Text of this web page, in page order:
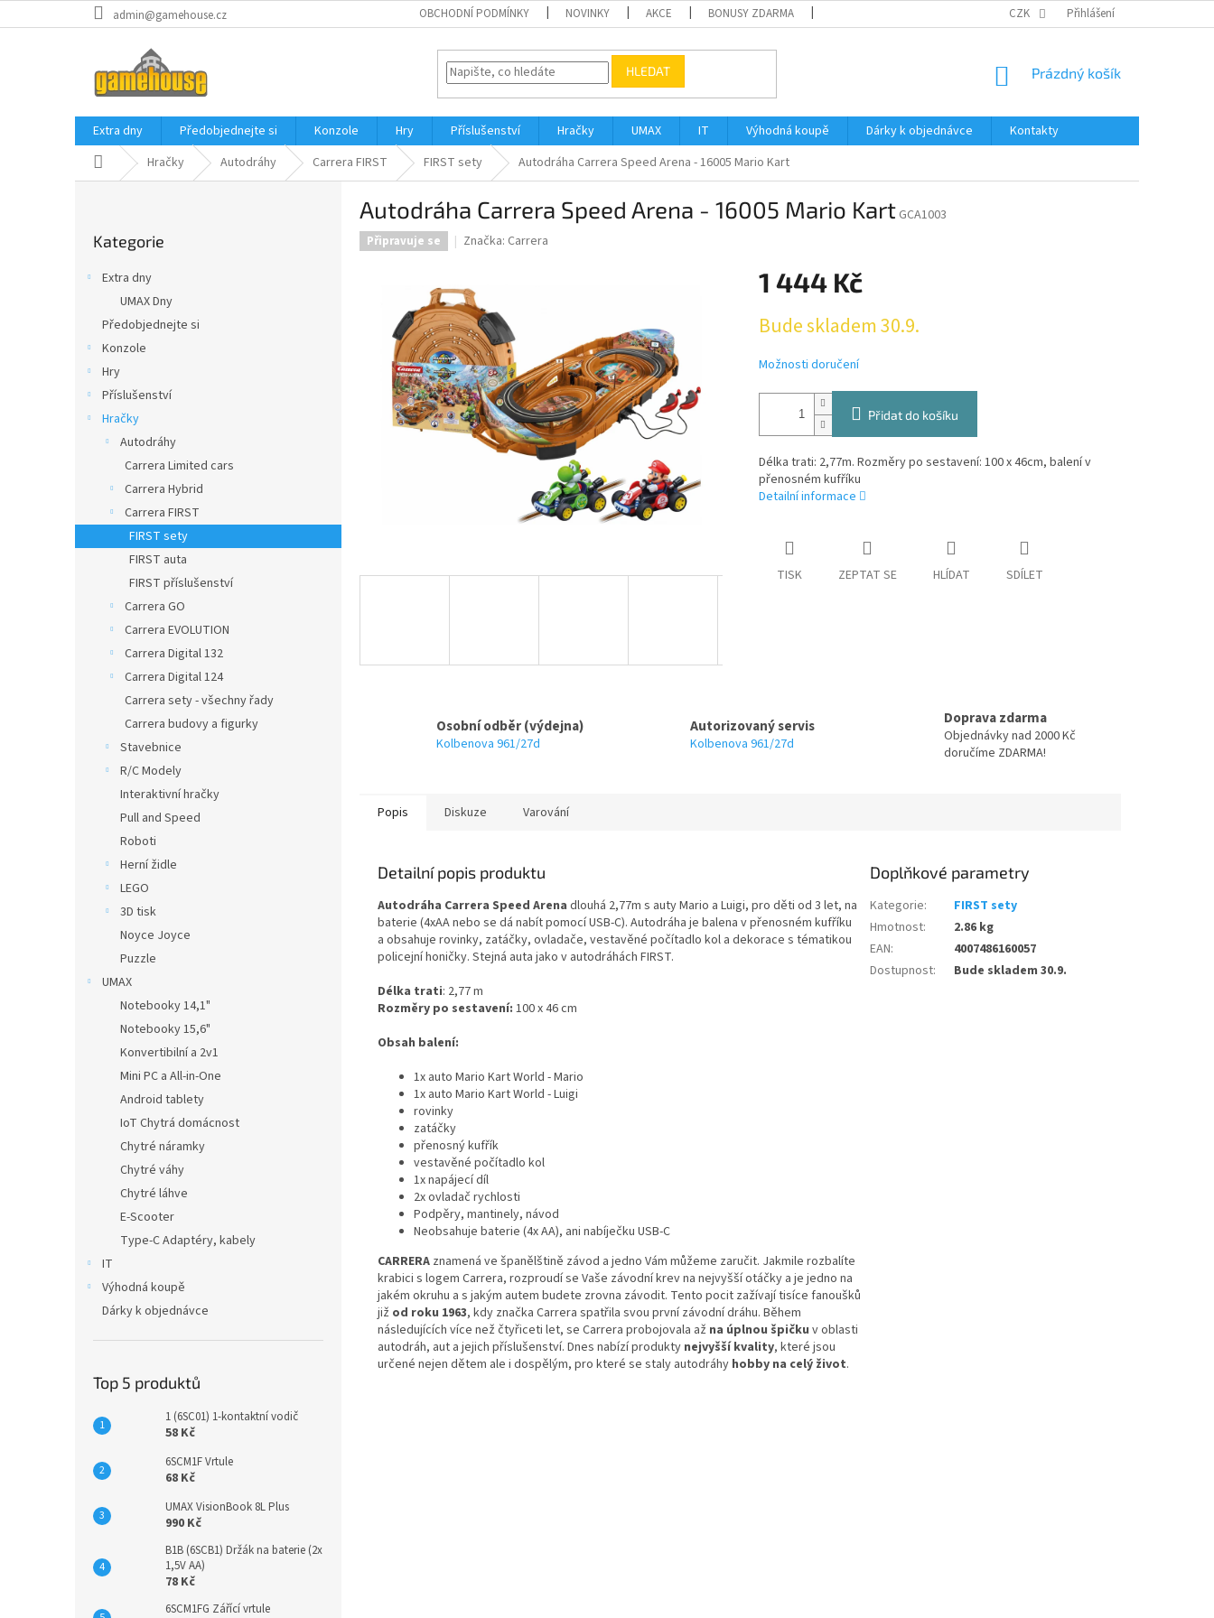
na
admin@gamehouse.cz OBCHODNÍ PODMÍNKY NOVINKY AKCE BONUSY ZDARMA PODMÍNKY OCHRANY OSOBNÍCH ÚDAJŮ
CZK Přihlášení
HLEDAT
NÁKUPNÍ
Prázdný košík
Extra dny Předobjednejte si Konzole Hry Příslušenství Hračky UMAX IT Výhodná koupě Dárky k objednávce
Kontakty
Domů Hračky Autodráhy Carrera FIRST FIRST sety Autodráha Carrera Speed Arena - 16005 Mario Kart
kategorie
Kategorie
Extra dny
UMAX Dny
Předobjednejte si
Konzole
Hry
Příslušenství
Hračky
Autodráhy
Carrera Limited cars
Carrera Hybrid
Carrera FIRST
FIRST sety
FIRST auta
FIRST příslušenství
Carrera GO
Carrera EVOLUTION
Carrera Digital 132
Carrera Digital 124
Carrera sety - všechny řady
Carrera budovy a figurky
Stavebnice
R/C Modely
Interaktivní hračky
Pull and Speed
Roboti
Herní židle
LEGO
3D tisk
Noyce Joyce
Puzzle
UMAX
Notebooky 14,1"
Notebooky 15,6"
Konvertibilní a 2v1
Mini PC a All-in-One
Android tablety
IoT Chytrá domácnost
Chytré náramky
Chytré váhy
Chytré láhve
E-Scooter
Type-C Adaptéry, kabely
IT
Výhodná koupě
Dárky k objednávce
Top 5 produktů
1 (6SC01) 1-kontaktní vodič
58 Kč
6SCM1F Vrtule
68 Kč
UMAX VisionBook 8L Plus
990 Kč
B1B (6SCB1) Držák na baterie (2x
1,5V AA)
78 Kč
6SCM1FG Zářící vrtule
Autodráha Carrera Speed Arena - 16005 Mario Kart GCA1003
Připravuje se Značka: Carrera
1 444 Kč
cena:
Bude skladem 30.9.
Možnosti doručení
Přidat do košíku
Délka trati: 2,77m. Rozměry po sestavení: 100 x 46cm, balení v
přenosném kufříku
Detailní informace
TISK ZEPTAT SE HLÍDAT SDÍLET
Osobní odběr (výdejna)
Kolbenova 961/27d
Autorizovaný servis
Kolbenova 961/27d
Doprava zdarma
Objednávky nad 2000 Kč
doručíme ZDARMA!
Popis Diskuze Varování
Detailní popis produktu
Autodráha Carrera Speed Arena dlouhá 2,77m s auty Mario a Luigi, pro děti od 3 let, na
baterie (4xAA nebo se dá nabít pomocí USB-C). Autodráha je balena v přenosném kufříku
a obsahuje rovinky, zatáčky, ovladače, vestavěné počítadlo kol a dekorace s tématikou
policejní honičky. Stejná auta jako v autodráhách FIRST.
Délka trati: 2,77 m
Rozměry po sestavení: 100 x 46 cm
Obsah balení:
1x auto Mario Kart World - Mario
1x auto Mario Kart World - Luigi
rovinky
zatáčky
přenosný kufřík
vestavěné počítadlo kol
1x napájecí díl
2x ovladač rychlosti
Podpěry, mantinely, návod
Neobsahuje baterie (4x AA), ani nabíječku USB-C
CARRERA znamená ve španělštině závod a jedno Vám můžeme zaručit. Jakmile rozbalíte
krabici s logem Carrera, rozproudí se Vaše závodní krev na nejvyšší otáčky a je jedno na
jakém okruhu a s jakým autem budete zrovna závodit. Tento pocit zažívají tisíce fanoušků
již od roku 1963, kdy značka Carrera spatřila svou první závodní dráhu. Během
následujících více než čtyřiceti let, se Carrera probojovala až na úplnou špičku v oblasti
autodráh, aut a jejich příslušenství. Dnes nabízí produkty nejvyšší kvality, které jsou
určené nejen dětem ale i dospělým, pro které se staly autodráhy hobby na celý život.
Doplňkové parametry
Kategorie:
FIRST sety
Hmotnost:
2.86 kg
EAN:
4007486160057
Dostupnost: Bude skladem 30.9.